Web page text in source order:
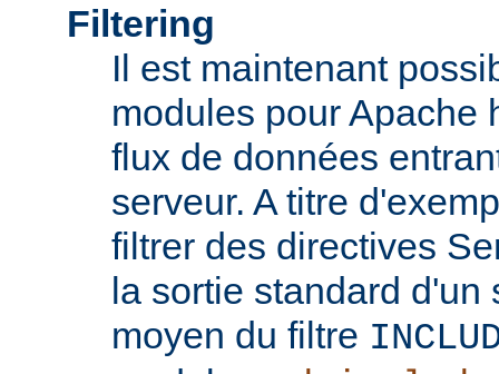
Filtering
Il est maintenant
modules pour Apache
flux de données
serveur. A titre
filtrer des directives
la sortie standard d'un
moyen du filtre